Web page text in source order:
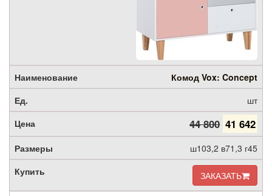
Комод Vox: Concept
шт
44 800 41 642
ш103,2 в71,3 г45
ЗАКАЗАТЬ